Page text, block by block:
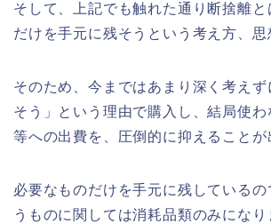
そして、上記でも触れた通り断捨離
だけを手元に残そうという考え方、思
そのため、今まではあまり深く考えず
そう」という理由で購入し、結局使
等への出費を、圧倒的に抑えることが
必要なものだけを手元に残しているの
うものに関しては消耗品類のみになり